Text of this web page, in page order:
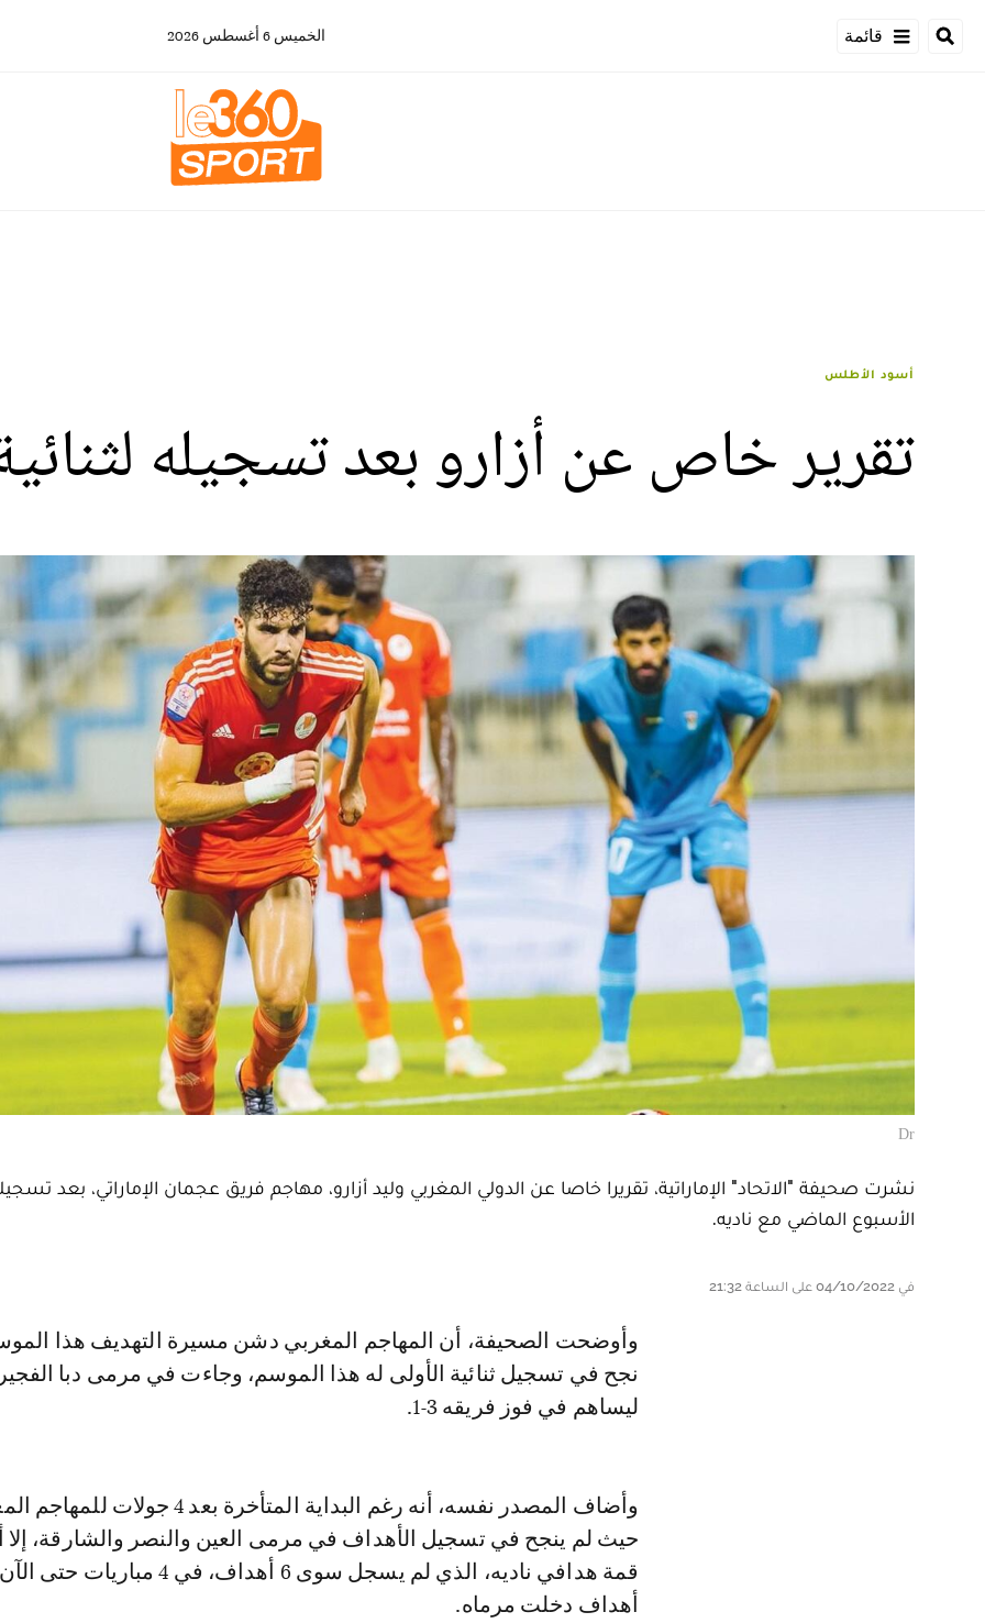
قائمة الخميس 6 أغسطس 2026
أسود الأطلس
تقرير خاص عن أزارو بعد تسجيله
Dr
نشرت صحيفة "الاتحاد" الإماراتية، تقريرا خاصا عن الدولي المغربي وليد أزارو، مهاجم فريق عجمان الإماراتي، بعد
الأسبوع الماضي مع ناديه.
في 04/10/2022 على الساعة 21:32
وأوضحت الصحيفة، أن المهاجم المغربي دشن مسيرة التهديف هذا الموسم بعدما
نجح في تسجيل ثنائية الأولى له هذا الموسم، وجاءت في مرمى دبا
ليساهم في فوز فريقه 3-1.
وأضاف المصدر نفسه، أنه رغم البداية المتأخرة بعد 4
حيث لم ينجح في تسجيل الأهداف في مرمى العين والنصر والشارقة، إلا
أهداف دخلت مرماه.